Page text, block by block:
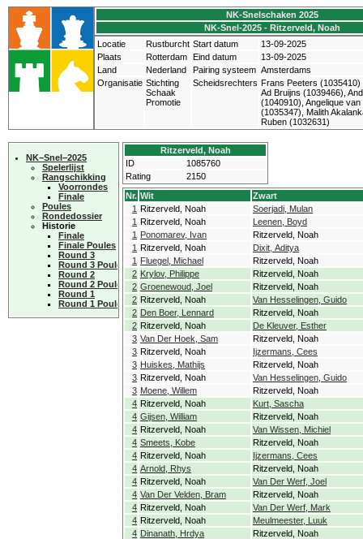
NK-Snelschaken 2025
NK-Snel-2025 - Ritzerveld, Noah
Locatie
Rustburcht Start datum
13-09-2025
Plaats
Rotterdam Eind datum
13-09-2025
Land
Nederland Pairing systeem Amsterdams
Organisatie Stichting
Schaak
Promotie
Scheidsrechters Frans Peeters (1035410)
Ad Bruijns (1039466),
(1040910), Angelique
(1035347), Malith
Ruben (1032631)
NK−Snel−2025
Spelerlijst
Rangschikking
Voorrondes
Finale
Poules
Rondedossier
Historie
Finale
Finale Poules
Round 3
Round 3 Poules
Round 2
Round 2 Poules
Round 1
Round 1 Poules
Ritzerveld, Noah
ID
1085760
Rating
2150
Nr. Wit
Zwart
1 Ritzerveld, Noah
Soerjadi, Mulan
1 Ritzerveld, Noah
Leenen, Boyd
1 Ponomarev, Ivan
Ritzerveld, Noah
1 Ritzerveld, Noah
Dixit, Aditya
1 Fluegel, Michael
Ritzerveld, Noah
2 Krylov, Philippe
Ritzerveld, Noah
2 Groenewoud, Joel
Ritzerveld, Noah
2 Ritzerveld, Noah
Van Hesselingen, Guido
2 Den Boer, Lennard
Ritzerveld, Noah
2 Ritzerveld, Noah
De Kleuver, Esther
3 Van Der Hoek, Sam
Ritzerveld, Noah
3 Ritzerveld, Noah
Ijzermans, Cees
3 Huiskes, Mathijs
Ritzerveld, Noah
3 Ritzerveld, Noah
Van Hesselingen, Guido
3 Moene, Willem
Ritzerveld, Noah
4 Ritzerveld, Noah
Kurt, Sascha
4 Gijsen, William
Ritzerveld, Noah
4 Ritzerveld, Noah
Van Wissen, Michiel
4 Smeets, Kobe
Ritzerveld, Noah
4 Ritzerveld, Noah
Ijzermans, Cees
4 Arnold, Rhys
Ritzerveld, Noah
4 Ritzerveld, Noah
Van Der Werf, Joel
4 Van Der Velden, Bram
Ritzerveld, Noah
4 Ritzerveld, Noah
Van Der Werf, Mark
4 Ritzerveld, Noah
Meulmeester, Luuk
4 Dinanath, Hrdya Ritzerveld, Noah